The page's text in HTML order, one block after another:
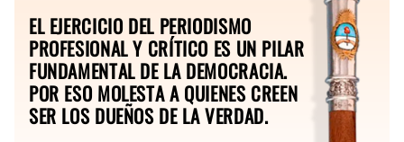
EL EJERCICIO DEL PERIODISMO
PROFESIONAL Y CRÍTICO ES UN PILAR
FUNDAMENTAL DE LA DEMOCRACIA.
POR ESO MOLESTA A QUIENES CREEN
SER LOS DUEÑOS DE LA VERDAD.